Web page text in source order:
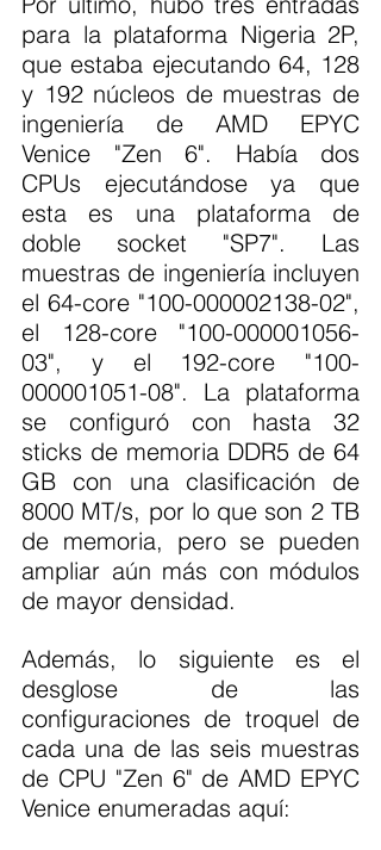
para la plataforma Nigeria 2P,
que estaba ejecutando 64, 128
y 192 núcleos de muestras de
ingeniería de AMD EPYC
Venice "Zen 6". Había dos
CPUs ejecutándose ya que
esta es una plataforma de
doble socket "SP7". Las
muestras de ingeniería incluyen
el 64-core "100-000002138-02",
el 128-core "100-000001056-
03", y el 192-core "100-
000001051-08". La plataforma
se configuró con hasta 32
sticks de memoria DDR5 de 64
GB con una clasificación de
8000 MT/s, por lo que son 2 TB
de memoria, pero se pueden
ampliar aún más con módulos
de mayor densidad.
Además, lo siguiente es el
desglose de las
configuraciones de troquel de
cada una de las seis muestras
de CPU "Zen 6" de AMD EPYC
Venice enumeradas aquí: